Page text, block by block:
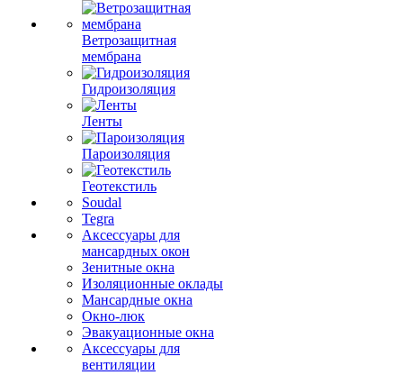
Ветрозащитная
мембрана
Гидроизоляция
Ленты
Пароизоляция
Геотекстиль
Soudal
Tegra
Аксессуары для
мансардных окон
Зенитные окна
Изоляционные оклады
Мансардные окна
Окно-люк
Эвакуационные окна
Аксессуары для
вентиляции